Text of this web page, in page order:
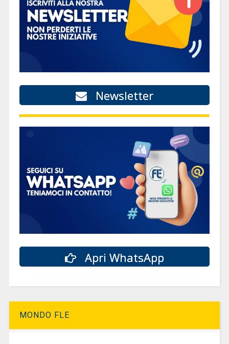
Newsletter
Apri WhatsApp
MONDO FLE